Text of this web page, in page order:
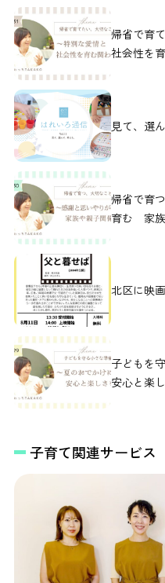
帰省で育
社会性を
見て、選
帰省で育
育む 家族
北区に映
子どもを
安心と楽
子育て関連サービス